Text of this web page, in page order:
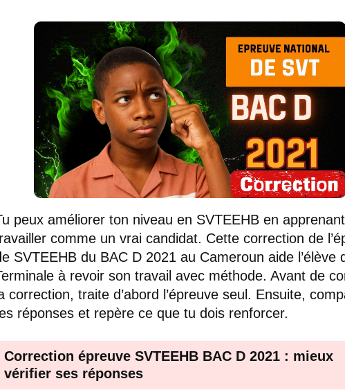
peux améliorer ton niveau en SVTEEHB en
comme un vrai candidat. Cette correction de
SVTEEHB du BAC D 2021 au Cameroun aide l’élève
à revoir son travail avec méthode. Avant de
correction, traite d’abord l’épreuve seul. Ensuite,
réponses et repère ce que tu dois renforcer.
Correction épreuve SVTEEHB BAC D 2021 : mieux
vérifier ses réponses